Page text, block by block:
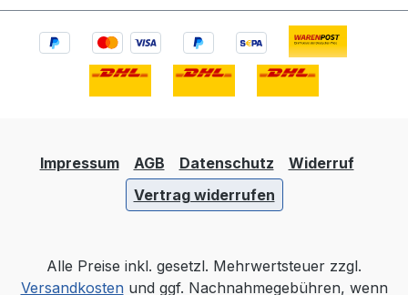
Impressum AGB Datenschutz
Widerruf
Vertrag widerrufen
Alle Preise inkl. gesetzl. Mehrwertsteuer zzgl.
Versandkostenund ggf. Nachnahmegebühren, wenn